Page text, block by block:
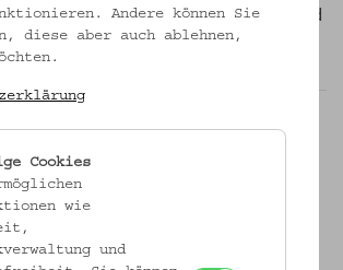
Wien für Kinder von 3 bis 12 Jahren und
an.
Kleinkinder
Andere können Sie
diese aber auch ablehnen,
Cookies
wie
und